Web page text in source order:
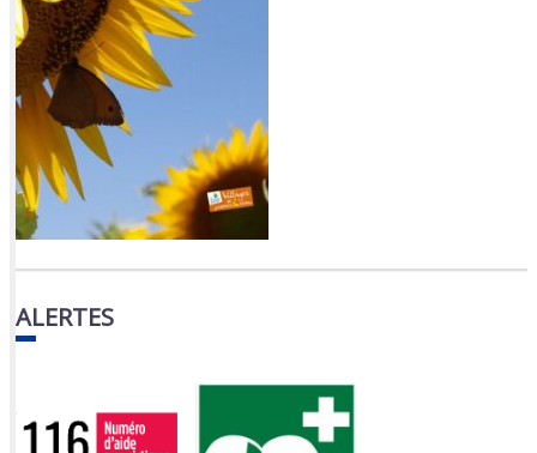
ALERTES